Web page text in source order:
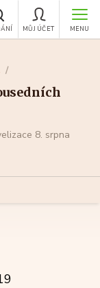
MENU
MŮJ ÚČET
8. srpna